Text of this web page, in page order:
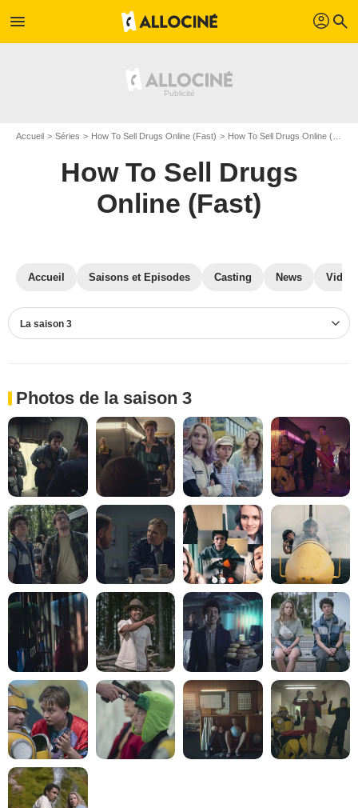
menu profil search
Accueil Séries How To Sell Drugs Online (Fast) How To Sell Drugs Online (Fast) S03
How To Sell Drugs
Online (Fast)
Accueil Saisons et Episodes Casting News
La saison 3
Photos de la saison 3